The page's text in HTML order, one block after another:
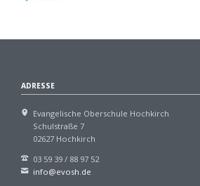
ADRESSE
Evangelische Oberschule Hochkirch
Schulstraße 7
02627 Hochkirch
03 59 39 / 88 97 52
info@evosh.de